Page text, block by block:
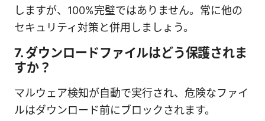
しますが、100%完璧ではありません。常に他の
セキュリティ対策と併用しましょう。
7. ダウンロードファイルはどう保護されま
すか？
マルウェア検知が自動で実行され、危険なファイ
ルはダウンロード前にブロックされます。